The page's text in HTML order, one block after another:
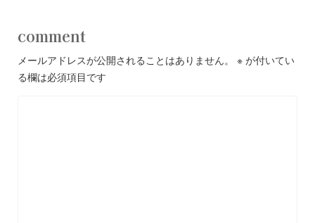
comment
メールアドレスが公開されることはありません。 ※ が付いてい
る欄は必須項目です